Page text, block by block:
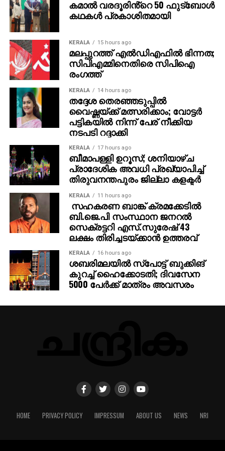
അയച്ചിട്ടുണ്ടെന്നും ഡ്രൈവറെ സസ്‌പെന്‍ഡ്
ചെയ്തിട്ടുണ്ടെന്നും അജ്‌മേര്‍ ഡിപ്പോ ചീഫ് മാനേജര്‍ രവി
ശര്‍മ് അറിയിച്ചു.
കമാൽ വരദൂരിൻ്റെ 50 ഫുട്ബോൾ
കഥകൾ പ്രകാശിതമായി
KERALA 15 hours ago
മലപ്പുറത്ത് എല്‍ഡിഎഫില്‍ ഭിന്നത;
സിപിഎമ്മിനെതിരെ സിപിഐ
രംഗത്ത്
KERALA 14 hours ago
തദ്ദേശ തെരഞ്ഞടുപ്പില്‍
വൈഷ്ണയ്ക്ക് മത്സരിക്കാം; വോട്ടര്‍
പട്ടികയില്‍ നിന്ന് പേര് നീക്കിയ
നടപടി റദ്ദാക്കി
KERALA 17 hours ago
ബീമാപള്ളി ഉറൂസ്; ശനിയാഴ്ച
പ്രാദേശിക അവധി പ്രഖ്യാപിച്ച്
തിരുവനന്തപുരം ജില്ലാ കളക്ടര്‍
KERALA 11 hours ago
സഹകരണ ബാങ്ക് ക്രമക്കേടില്‍
ബി.ജെ.പി സംസ്ഥാന ജനറല്‍
സെക്രട്ടറി എസ്.സുരേഷ് 43
ലക്ഷം തിരിച്ചടയ്ക്കാന്‍ ഉത്തരവ്
KERALA 16 hours ago
ശബരിമലയില്‍ സ്‌പോട്ട് ബുക്കിങ്
കുറച്ച് ഹൈക്കോടതി; ദിവസേന
5000 പേര്‍ക്ക് മാത്രം അവസരം
HOME PRIVACY POLICY IMPRESSUM ABOUT US NEWS NRI